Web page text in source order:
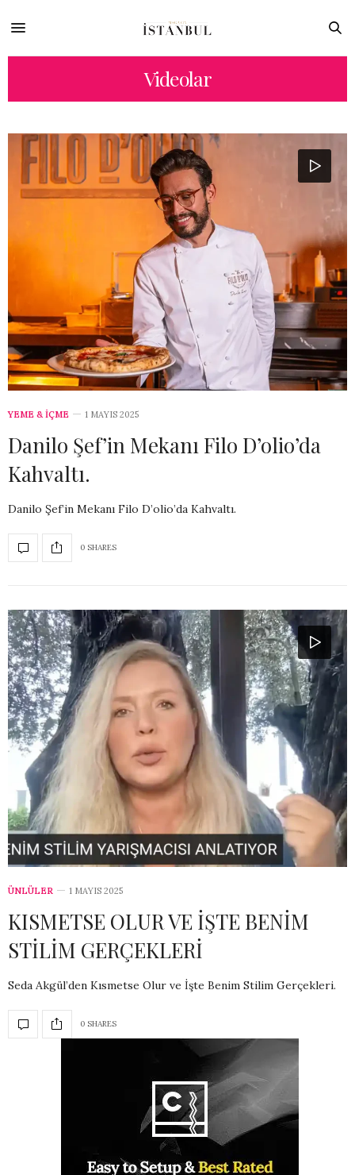
Videolar
YEME & İÇME 1 MAYIS 2025
Danilo Şef’in Mekanı Filo D’olio’da
Kahvaltı.
Danilo Şef’in Mekanı Filo D’olio’da Kahvaltı.
0 SHARES
ÜNLÜLER 1 MAYIS 2025
KISMETSE OLUR VE İŞTE BENİM
STİLİM GERÇEKLERİ
Seda Akgül’den Kısmetse Olur ve İşte Benim Stilim Gerçekleri.
0 SHARES